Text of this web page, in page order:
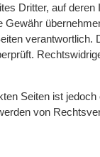
Dritter, auf
Seiten ist
von